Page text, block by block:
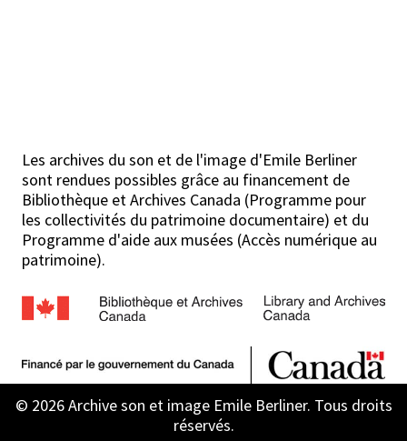
Les archives du son et de l'image d'Emile Berliner
sont rendues possibles grâce au financement de
Bibliothèque et Archives Canada (Programme pour
les collectivités du patrimoine documentaire) et du
Programme d'aide aux musées (Accès numérique au
patrimoine).
© 2026 Archive son et image Emile Berliner. Tous droits
réservés.